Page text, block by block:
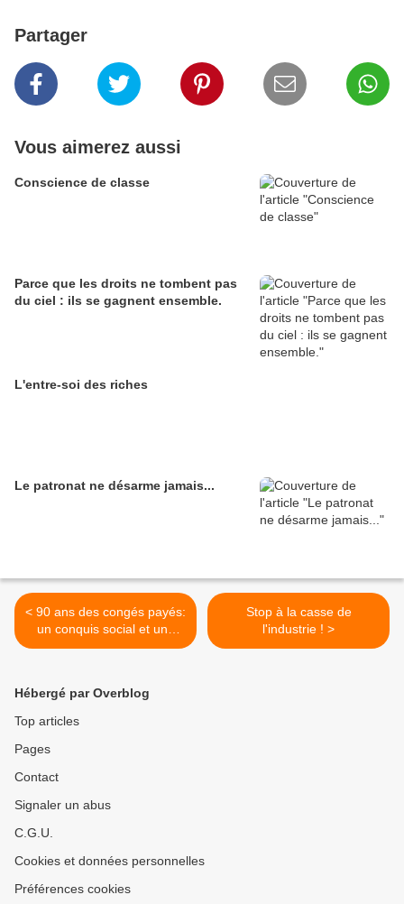
Partager
Vous aimerez aussi
Conscience de classe
Parce que les droits ne tombent pas
du ciel : ils se gagnent ensemble.
L'entre-soi des riches
Le patronat ne désarme jamais...
< 90 ans des congés payés:
un conquis social et une
véritable révolution pour les
Stop à la casse de
l'industrie ! >
Hébergé par Overblog
Top articles
Pages
Contact
Signaler un abus
C.G.U.
Cookies et données personnelles
Préférences cookies